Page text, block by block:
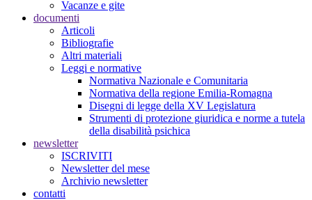
Vacanze e gite
documenti
Articoli
Bibliografie
Altri materiali
Leggi e normative
Normativa Nazionale e Comunitaria
Normativa della regione Emilia-Romagna
Disegni di legge della XV Legislatura
Strumenti di protezione giuridica e norme a tutela
della disabilità psichica
newsletter
ISCRIVITI
Newsletter del mese
Archivio newsletter
contatti